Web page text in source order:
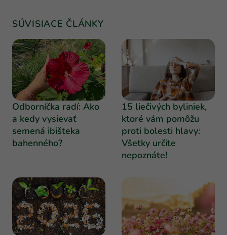
SÚVISIACE ČLÁNKY
Odborníčka radí: Ako
a kedy vysievať
semená ibišteka
bahenného?
15 liečivých byliniek,
ktoré vám pomôžu
proti bolesti hlavy:
Všetky určite
nepoznáte!